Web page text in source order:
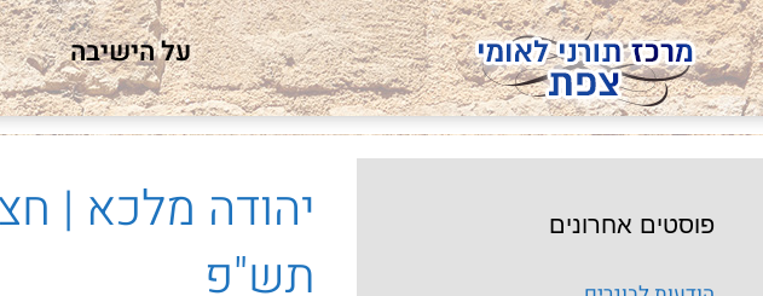
על הישיבה
יהודה מלכא |
תש"פ
פוסטים אחרונים